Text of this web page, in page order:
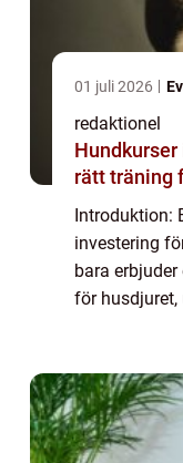
01 juli 2026
redaktionel
Hundkurser i
rätt träning
Introduktion:
investering
bara
för husdjuret,